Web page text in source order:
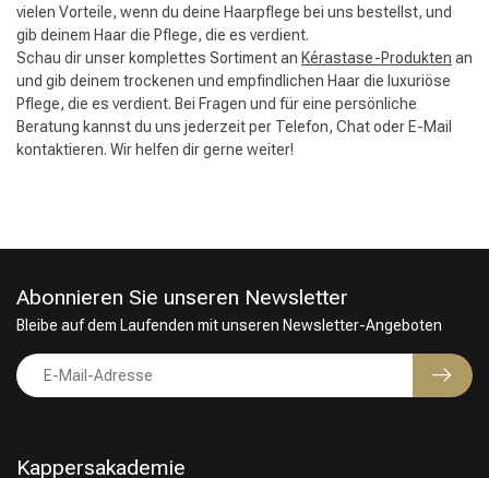
vielen Vorteile, wenn du deine Haarpflege bei uns bestellst, und
gib deinem Haar die Pflege, die es verdient.
Schau dir unser komplettes Sortiment an Kérastase-Produkten an
und gib deinem trockenen und empfindlichen Haar die luxuriöse
Pflege, die es verdient. Bei Fragen und für eine persönliche
Beratung kannst du uns jederzeit per Telefon, Chat oder E-Mail
kontaktieren. Wir helfen dir gerne weiter!
Kappersakademie
Abonnieren Sie unseren Newsletter
Bleibe auf dem Laufenden mit unseren Newsletter-Angeboten